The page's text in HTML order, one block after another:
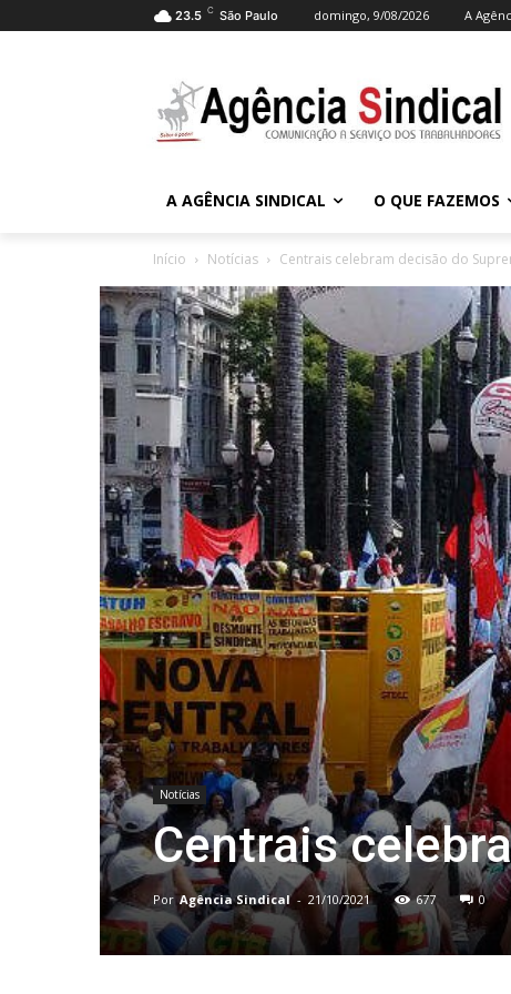
23.5 C São Paulo domingo, 9/08/2026 A
A AGÊNCIA SINDICAL O QUE FAZEMOS
Início Notícias Centrais celebram decisão do
Notícias
Centrais
Por Agência Sindical - 21/10/2021 677 0